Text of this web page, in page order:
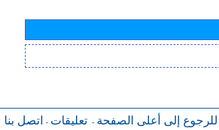
للرجوع إلى أعلى الصفحة - تعليقات - اتصل بنا